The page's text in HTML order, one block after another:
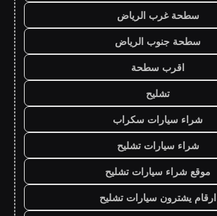
سطحة غرب الرياض
سطحة جنوب الرياض
اقرب سطحة
تشليح
شراء سيارات سكراب
شراء سيارات تشليح
موقع شراء سيارات تشليح
ارقام يشترون سيارات تشليح